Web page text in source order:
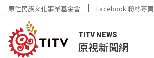
原住民族文化事業基金會 Facebook 粉絲專頁
TITV NEWS
原視新聞網